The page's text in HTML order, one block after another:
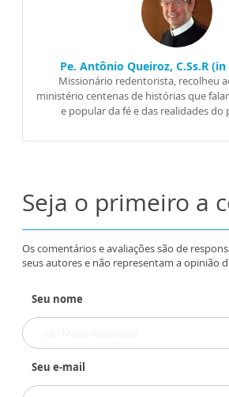
Pe. Antônio Queiroz, C.Ss.R
Missionário redentorista, recolheu
ministério centenas de histórias que
e popular da fé e das realidades do
Seja o primeiro a
Os comentários e avaliações são de
seus autores e não representam a opinião
Seu nome
Seu e-mail